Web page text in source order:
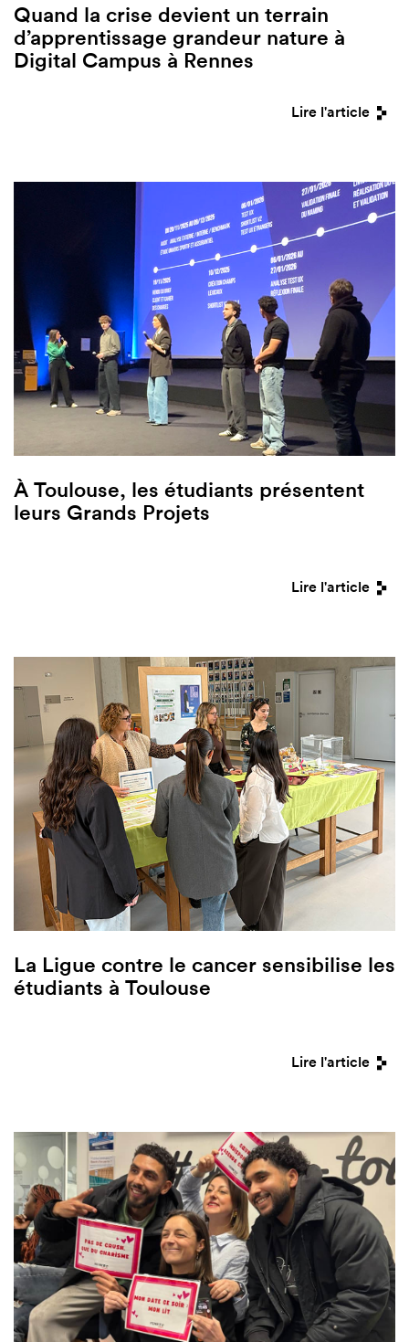
Quand la crise devient un terrain
d’apprentissage grandeur nature à
Digital Campus à Rennes
Lire l'article
À Toulouse, les étudiants présentent
leurs Grands Projets
Lire l'article
La Ligue contre le cancer sensibilise les
étudiants à Toulouse
Lire l'article